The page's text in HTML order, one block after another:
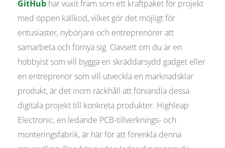
GitHub har vuxit fram som ett kraftpaket för projekt
med öppen källkod, vilket gör det möjligt för
entusiaster, nybörjare och entreprenörer att
samarbeta och förnya sig. Oavsett om du är en
hobbyist som vill bygga en skräddarsydd gadget eller
en entreprenör som vill utveckla en marknadsklar
produkt, är det inom räckhåll att förvandla dessa
digitala projekt till konkreta produkter. Highleap
Electronic, en ledande PCB-tillverknings- och
monteringsfabrik, är här för att förenkla denna